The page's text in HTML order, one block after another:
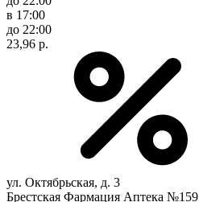
в 17:00
до 22:00
23,96 р.
ул. Октябрьская, д. 3
Брестская Фармация Аптека №159